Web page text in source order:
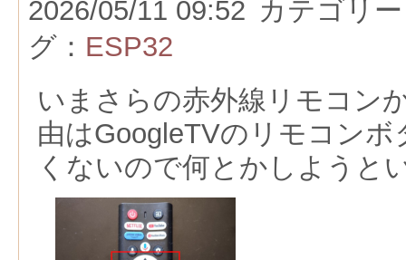
2026/05/11 09:52 カテゴリ
グ： ESP32
いまさらの赤外線リモコン
由はGoogleTVのリモコン
くないので何とかしようと